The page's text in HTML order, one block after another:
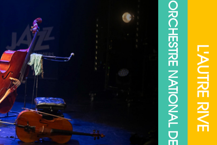
ORCHESTRE NATIONAL DE JAZZ L'AUTRE RIVE